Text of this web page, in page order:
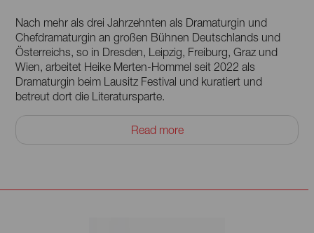
Nach mehr als drei Jahrzehnten als Dramaturgin und
Chefdramaturgin an großen Bühnen Deutschlands und
Österreichs, so in Dresden, Leipzig, Freiburg, Graz und
Wien, arbeitet Heike Merten-Hommel seit 2022 als
Dramaturgin beim Lausitz Festival und kuratiert und
betreut dort die Literatursparte.
So entwickelte sie 2023 die Lesung »Sauermehlsuppe« mit
Erzählungen der Literaturnobelpreisträgerin Olga Tokarczuk
Read more